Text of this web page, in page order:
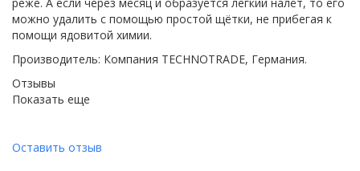
можно удалить с помощью простой щётки, не прибегая к
помощи ядовитой химии.
Производитель: Компания TECHNOTRADE, Германия.
Отзывы
Показать еще
Оставить отзыв